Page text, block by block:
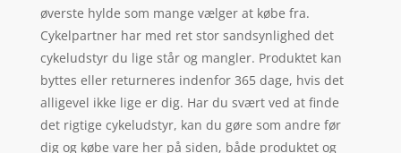
øverste hylde som mange vælger at købe fra.
Cykelpartner har med ret stor sandsynlighed det
cykeludstyr du lige står og mangler. Produktet kan
byttes eller returneres indenfor 365 dage, hvis det
alligevel ikke lige er dig. Har du svært ved at finde
det rigtige cykeludstyr, kan du gøre som andre før
dig og købe vare her på siden, både produktet og